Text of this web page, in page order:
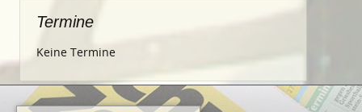
Termine
Keine Termine